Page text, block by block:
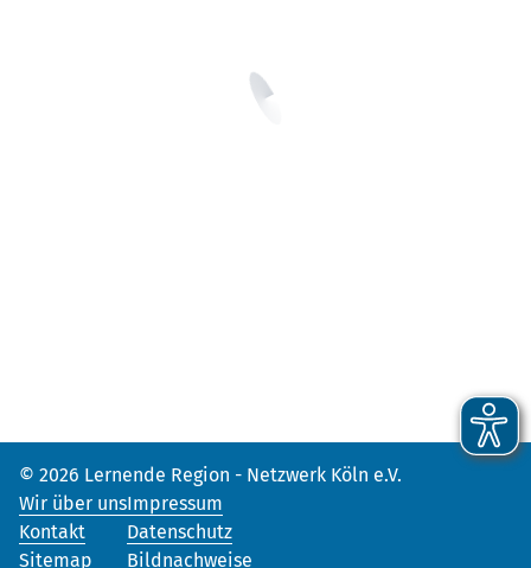
© 2026 Lernende Region - Netzwerk Köln e.V.
Wir über uns
Kontakt
Sitemap
Impressum
Datenschutz
Bildnachweise